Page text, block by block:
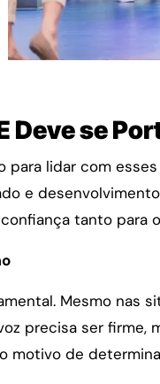
Deve se
para lidar com
e
tanto para
Mesmo nas
precisa ser firme,
motivo de